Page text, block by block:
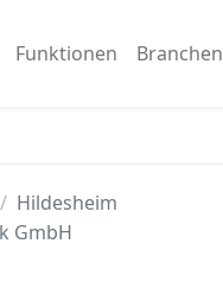
Funktionen Branchen
Hildesheim
GmbH